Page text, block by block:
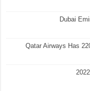
Dubai
Qatar Airways Has